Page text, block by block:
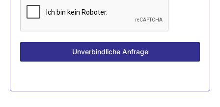
Unverbindliche Anfrage